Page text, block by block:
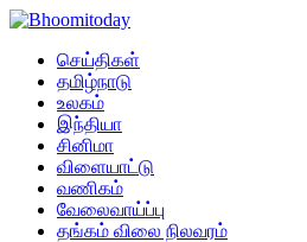
செய்திகள்
தமிழ்நாடு
உலகம்
இந்தியா
சினிமா
விளையாட்டு
வணிகம்
வேலைவாய்ப்பு
தங்கம் விலை நிலவரம்